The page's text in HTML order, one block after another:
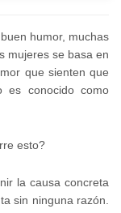
humor, muchas
mujeres se basa en
que sienten que
conocido como
esto?
la causa concreta
sin ninguna razón.